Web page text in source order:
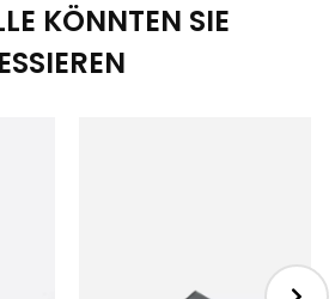
KÖNNTEN SIE